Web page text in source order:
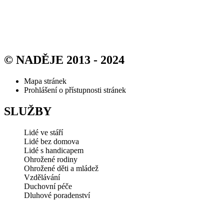
© NADĚJE 2013 - 2024
Mapa stránek
Prohlášení o přístupnosti stránek
SLUŽBY
Lidé ve stáří
Lidé bez domova
Lidé s handicapem
Ohrožené rodiny
Ohrožené děti a mládež
Vzdělávání
Duchovní péče
Dluhové poradenství